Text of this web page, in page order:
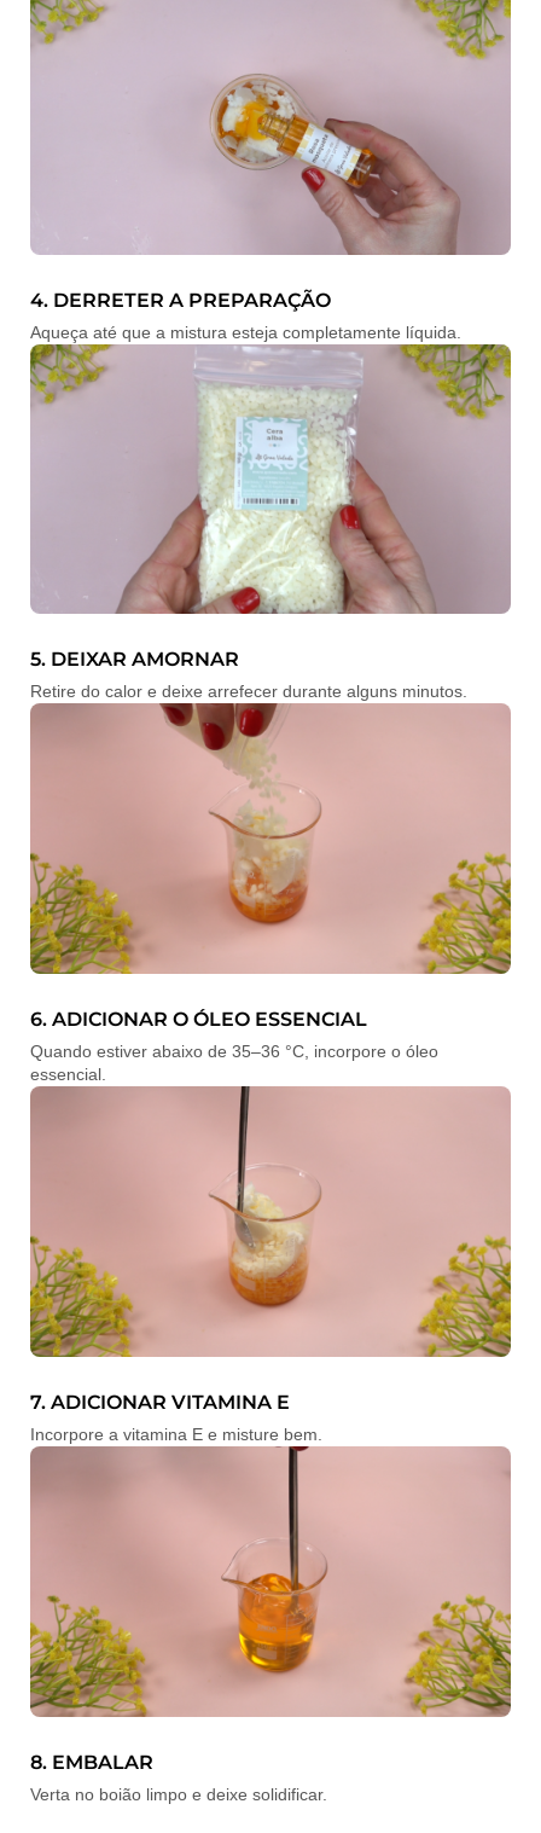
4. DERRETER A PREPARAÇÃO
Aqueça até que a mistura esteja completamente líquida.
5. DEIXAR AMORNAR
Retire do calor e deixe arrefecer durante alguns minutos.
6. ADICIONAR O ÓLEO ESSENCIAL
Quando estiver abaixo de 35–36 °C, incorpore o óleo
essencial.
7. ADICIONAR VITAMINA E
Incorpore a vitamina E e misture bem.
8. EMBALAR
Verta no boião limpo e deixe solidificar.